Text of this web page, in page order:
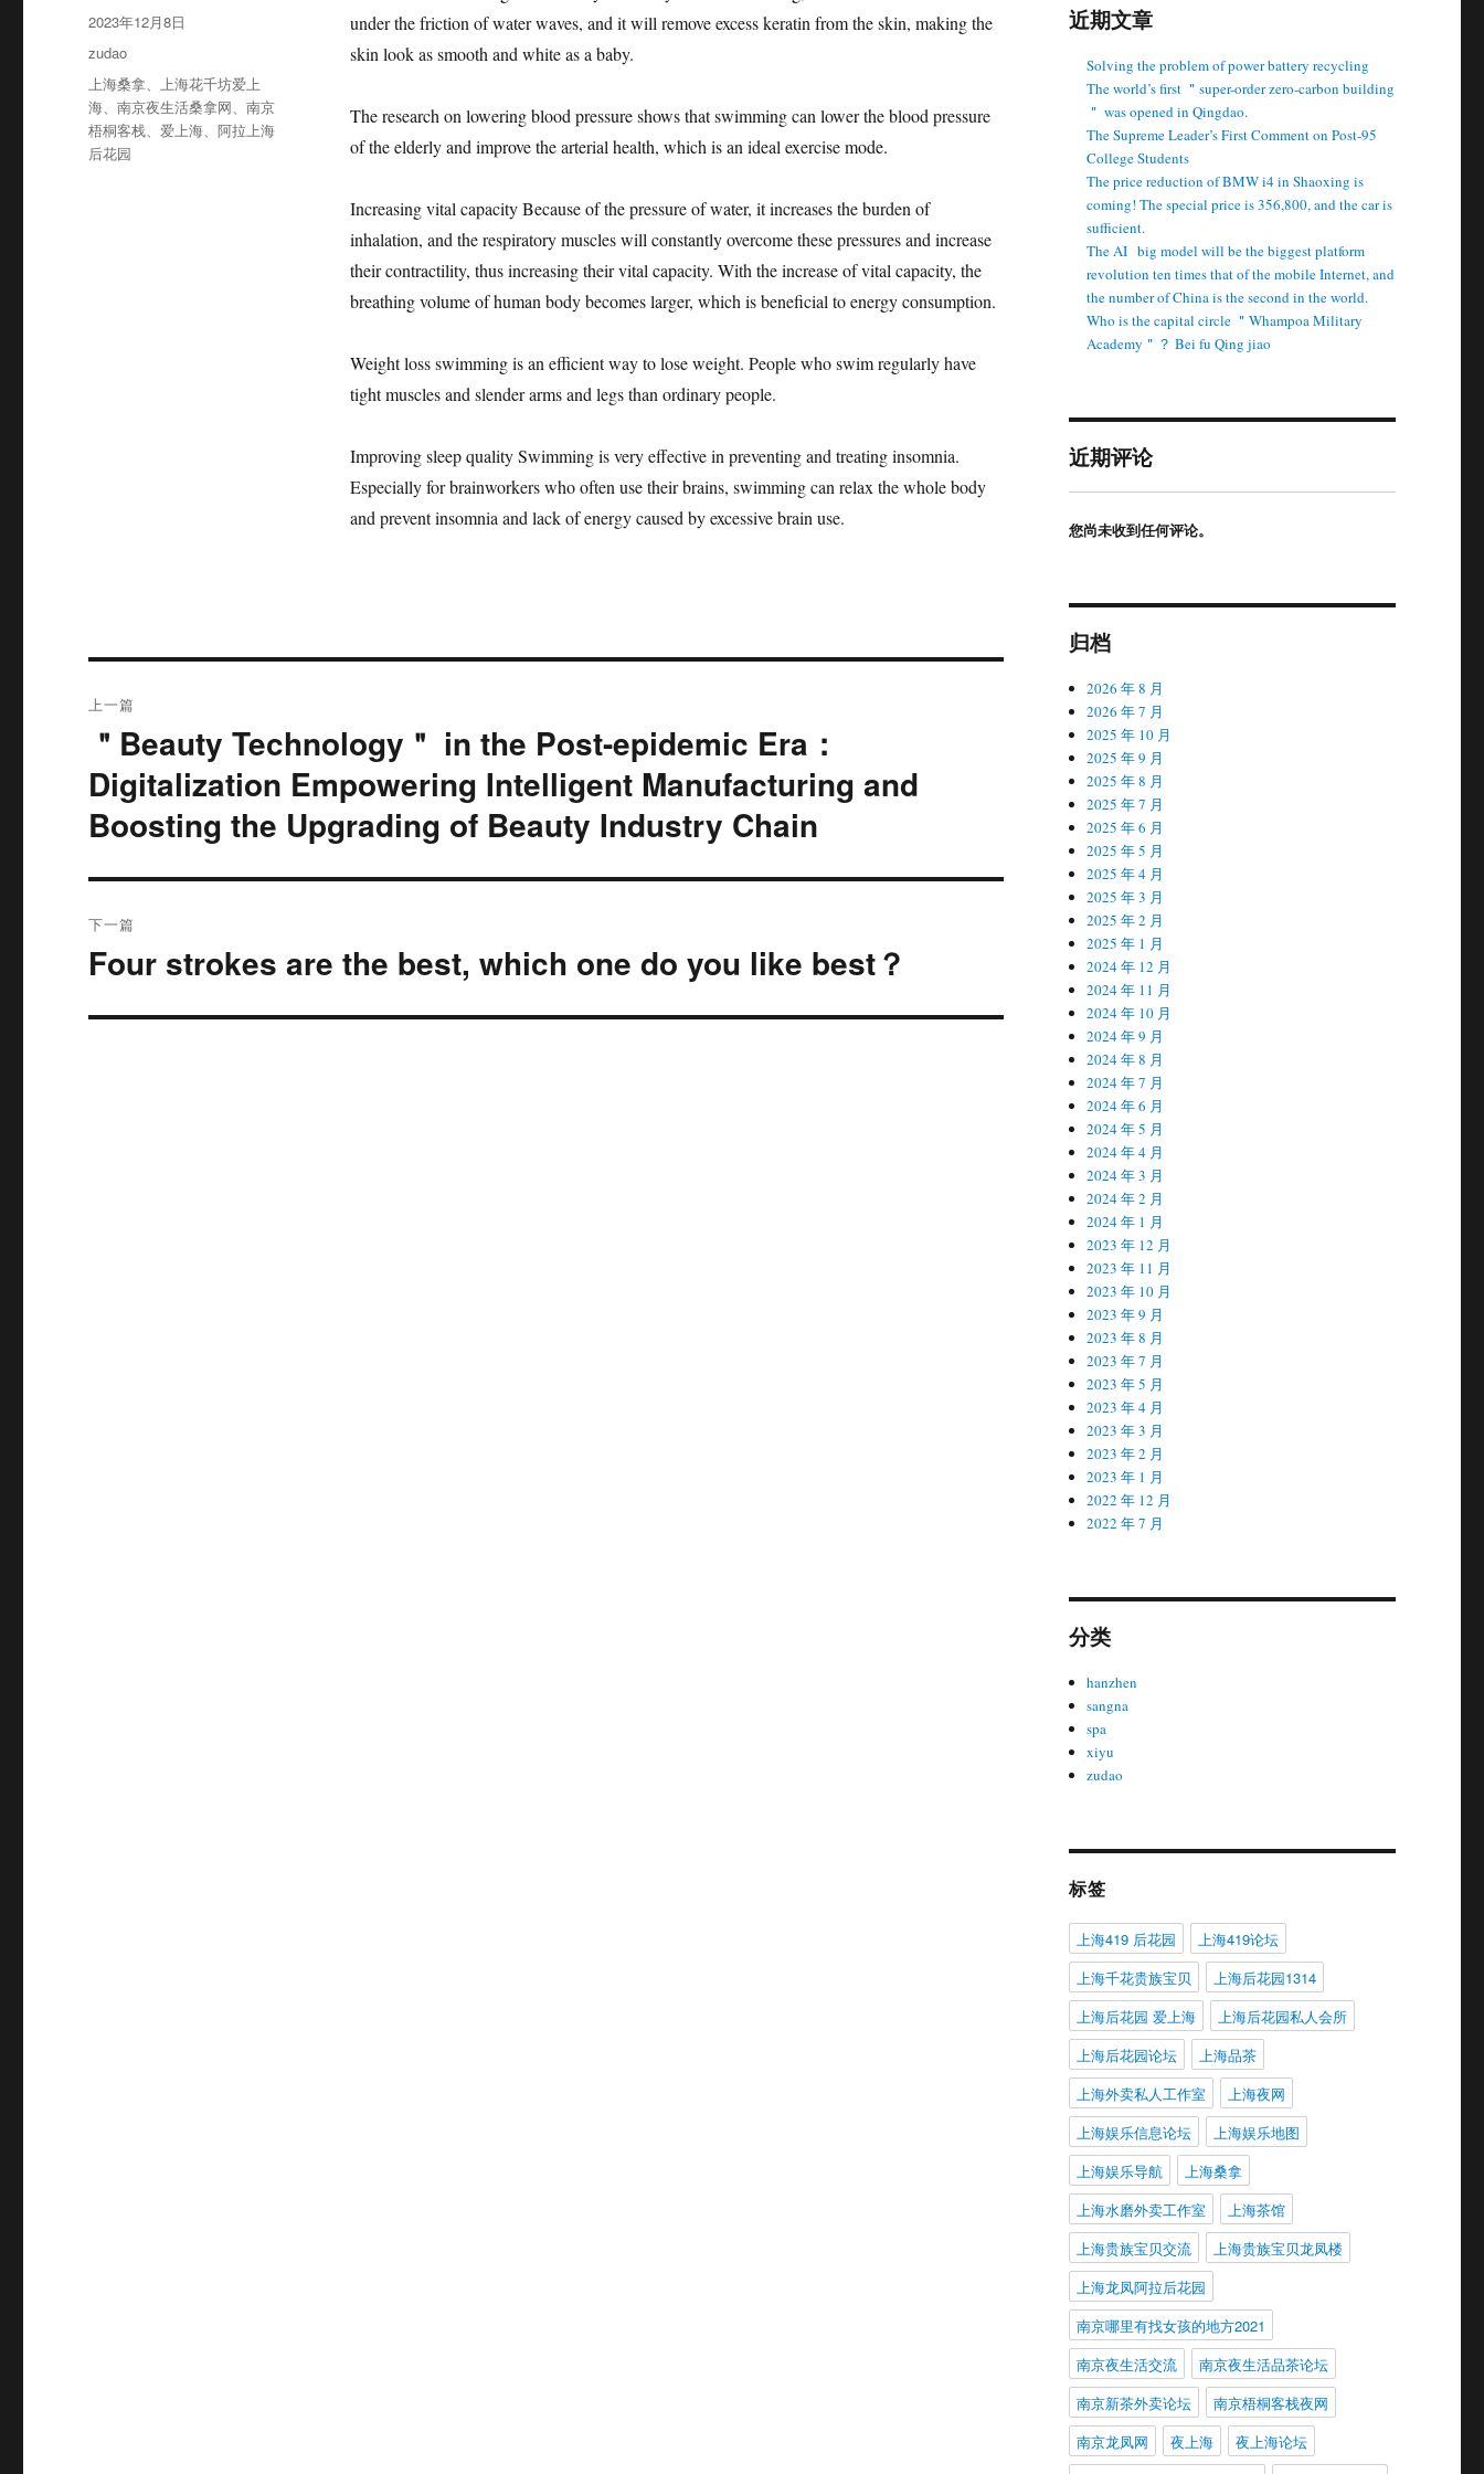
under the friction of water waves, and it will remove excess keratin from the skin, making the
skin look as smooth and white as a baby.
The research on lowering blood pressure shows that swimming can lower the blood pressure
of the elderly and improve the arterial health, which is an ideal exercise mode.
Increasing vital capacity Because of the pressure of water, it increases the burden of
inhalation, and the respiratory muscles will constantly overcome these pressures and increase
their contractility, thus increasing their vital capacity. With the increase of vital capacity, the
breathing volume of human body becomes larger, which is beneficial to energy consumption.
Weight loss swimming is an efficient way to lose weight. People who swim regularly have
tight muscles and slender arms and legs than ordinary people.
Improving sleep quality Swimming is very effective in preventing and treating insomnia.
Especially for brainworkers who often use their brains, swimming can relax the whole body
and prevent insomnia and lack of energy caused by excessive brain use.
者
发
2023年12月8日
分
类
zudao
标
签
上海桑拿、上海花千坊爱上
海、南京夜生活桑拿网、南京
梧桐客栈、爱上海、阿拉上海
后花园
章
导
航
上一篇
上
篇
文
章：
＂Beauty Technology＂ in the Post-epidemic Era：
Digitalization Empowering Intelligent Manufacturing and
Boosting the Upgrading of Beauty Industry Chain
下一篇
下
文
Four strokes are the best, which one do you like best？
近期文章
Solving the problem of power battery recycling
The world’s first ＂super-order zero-carbon building
＂ was opened in Qingdao.
The Supreme Leader’s First Comment on Post-95
College Students
The price reduction of BMW i4 in Shaoxing is
coming! The special price is 356,800, and the car is
sufficient.
The AI ​ ​ big model will be the biggest platform
revolution ten times that of the mobile Internet, and
the number of China is the second in the world.
Who is the capital circle ＂Whampoa Military
Academy＂？ Bei fu Qing jiao
近期评论
您尚未收到任何评论。
归档
2026 年 8 月
2026 年 7 月
2025 年 10 月
2025 年 9 月
2025 年 8 月
2025 年 7 月
2025 年 6 月
2025 年 5 月
2025 年 4 月
2025 年 3 月
2025 年 2 月
2025 年 1 月
2024 年 12 月
2024 年 11 月
2024 年 10 月
2024 年 9 月
2024 年 8 月
2024 年 7 月
2024 年 6 月
2024 年 5 月
2024 年 4 月
2024 年 3 月
2024 年 2 月
2024 年 1 月
2023 年 12 月
2023 年 11 月
2023 年 10 月
2023 年 9 月
2023 年 8 月
2023 年 7 月
2023 年 5 月
2023 年 4 月
2023 年 3 月
2023 年 2 月
2023 年 1 月
2022 年 12 月
2022 年 7 月
分类
hanzhen
sangna
spa
xiyu
zudao
标签
上海419 后花园
上海419论坛
上海千花贵族宝贝
上海后花园1314
上海后花园 爱上海
上海后花园私人会所
上海后花园论坛
上海品茶
上海外卖私人工作室
上海夜网
上海娱乐信息论坛
上海娱乐地图
上海娱乐导航
上海桑拿
上海水磨外卖工作室
上海茶馆
上海贵族宝贝交流
上海贵族宝贝龙凤楼
上海龙凤阿拉后花园
南京哪里有找女孩的地方2021
南京夜生活交流
南京夜生活品茶论坛
南京新茶外卖论坛
南京梧桐客栈夜网
南京龙凤网
夜上海
夜上海论坛